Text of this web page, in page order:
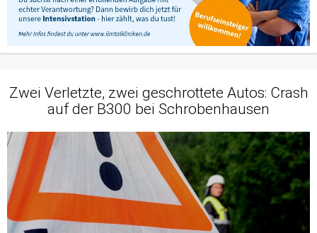
Zwei Verletzte, zwei geschrottete Autos: Crash
auf der B300 bei Schrobenhausen